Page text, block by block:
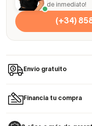
de inmediato!
(+34)
Envío gratuito
Financia tu compra